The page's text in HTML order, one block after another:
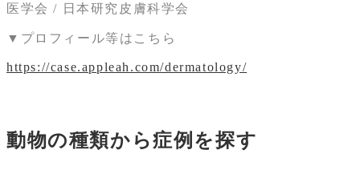
医学会 / 日本研究皮膚科学会
▼プロフィール等はこちら
https://case.appleah.com/dermatology/
動物の種類から症例を探す